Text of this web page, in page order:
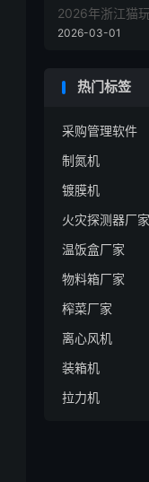
2026年浙江猫
2026-03-01
热门标签
采购管理软件
制氮机
镀膜机
火灾探测器厂家
温饭盒厂家
物料箱厂家
榨菜厂家
离心风机
装箱机
拉力机